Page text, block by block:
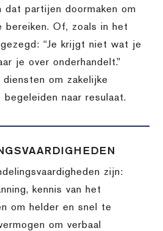
dat partijen doormaken om
bereiken. Of, zoals in het
“Je krijgt niet wat je
je over onderhandelt.”
diensten om zakelijke
begeleiden naar resulaat.
zijn:
kennis van het
om helder en snel te
om verbaal